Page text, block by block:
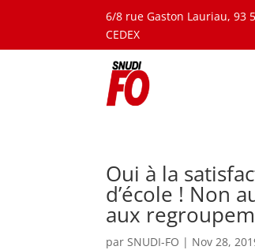
6/8 rue Gaston Lauriau, 93
CEDEX
Oui à la
d’école ! Non
aux
parSNUDI-FO | Nov 28,